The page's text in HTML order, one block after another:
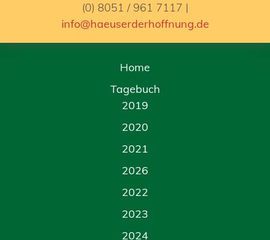
(0) 8051 / 961 7117 |
info@haeuserderhoffnung.de
Home
Tagebuch
2019
2020
2021
2026
2022
2023
2024